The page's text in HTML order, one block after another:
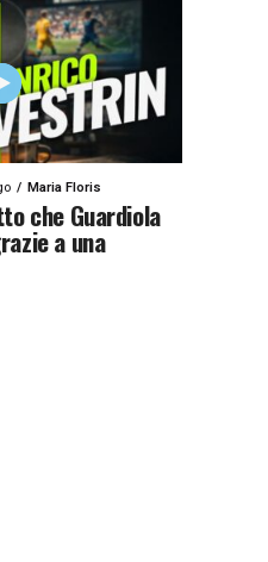
Maria Floris
che Guardiola
a una